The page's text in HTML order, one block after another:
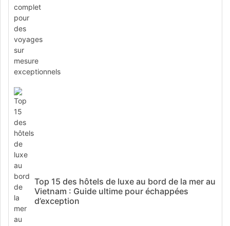
Top 15 des hôtels de luxe au bord de la mer au
Vietnam : Guide ultime pour échappées
d’exception